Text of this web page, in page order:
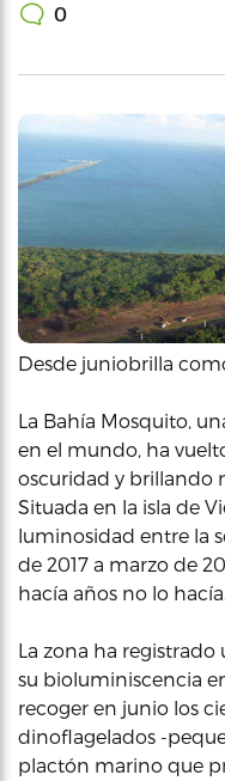
0
Desde juniobrilla
La Bahía Mosquito,
en el mundo, ha
oscuridad y brillando
Situada en la isla de
luminosidad entre la
de 2017 a marzo de
hacía años no lo hacía.
La zona ha
su bioluminiscencia
recoger en junio los
dinoflagelados -
plactón marino que